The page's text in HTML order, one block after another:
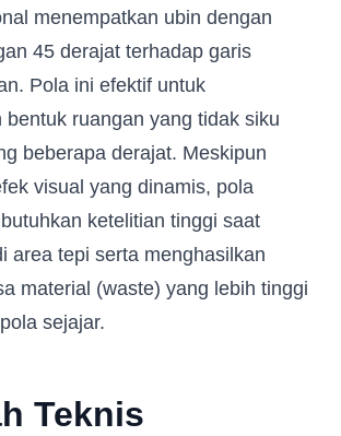
menempatkan ubin dengan
45 derajat terhadap garis
Pola ini efektif untuk
bentuk ruangan yang tidak siku
beberapa derajat. Meskipun
visual yang dinamis, pola
ketelitian tinggi saat
area tepi serta menghasilkan
material (waste) yang lebih tinggi
sejajar.
Teknis